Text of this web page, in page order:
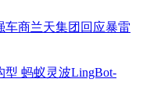
车商兰天集团回应暴雷